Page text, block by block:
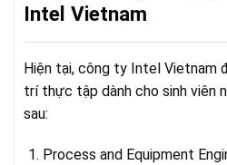
Intel Vietnam
Hiện tại, công ty Intel Vietnam
trí thực tập dành cho sinh viên
sau:
Process and Equipment